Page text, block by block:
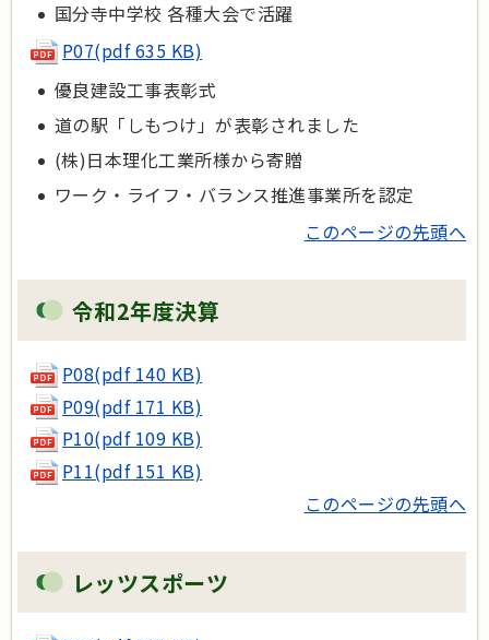
国分寺中学校 各種大会で活躍
P07(pdf 635 KB)
優良建設工事表彰式
道の駅「しもつけ」が表彰されました
(株)日本理化工業所様から寄贈
ワーク・ライフ・バランス推進事業所を認定
このページの先頭へ
令和2年度決算
P08(pdf 140 KB)
P09(pdf 171 KB)
P10(pdf 109 KB)
P11(pdf 151 KB)
このページの先頭へ
レッツスポーツ